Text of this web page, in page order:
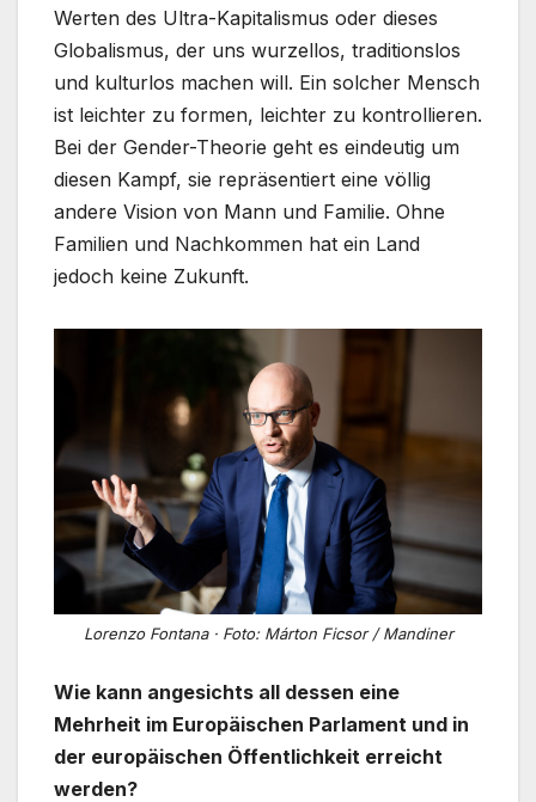
Werten des Ultra-Kapitalismus oder dieses
Globalismus, der uns wurzellos, traditionslos
und kulturlos machen will. Ein solcher Mensch
ist leichter zu formen, leichter zu kontrollieren.
Bei der Gender-Theorie geht es eindeutig um
diesen Kampf, sie repräsentiert eine völlig
andere Vision von Mann und Familie. Ohne
Familien und Nachkommen hat ein Land
jedoch keine Zukunft.
Lorenzo Fontana · Foto: Márton Ficsor / Mandiner
Wie kann angesichts all dessen eine
Mehrheit im Europäischen Parlament und in
der europäischen Öffentlichkeit erreicht
werden?